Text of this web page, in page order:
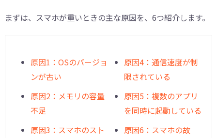
まずは、スマホが重いときの主な原因を、6つ紹介します。
原因1：OSのバージョ
ンが古い
原因2：メモリの容量
不足
原因3：スマホのスト
原因4：通信速度が制
限されている
原因5：複数のアプリ
を同時に起動している
原因6：スマホの故